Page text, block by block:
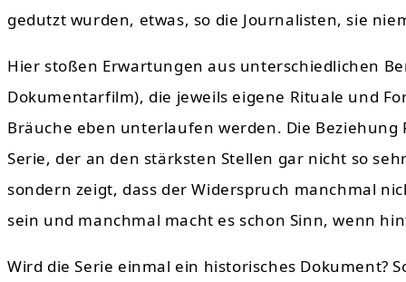
gedutzt wurden, etwas, so die Journalisten, sie
Hier stoßen Erwartungen aus unterschiedlichen
Dokumentarfilm), die jeweils eigene Rituale und
Bräuche eben unterlaufen werden. Die
Serie, der an den stärksten Stellen gar nicht so
sondern zeigt, dass der Widerspruch manchmal
sein und manchmal macht es schon Sinn, wenn
Wird die Serie einmal ein historisches Dokument?